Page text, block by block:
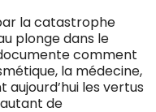
la catastrophe
plonge dans le
comment
la médecine,
aujourd’hui les vertus
de